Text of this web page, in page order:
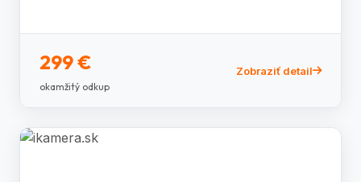
299 €
okamžitý odkup
Zobraziť detail